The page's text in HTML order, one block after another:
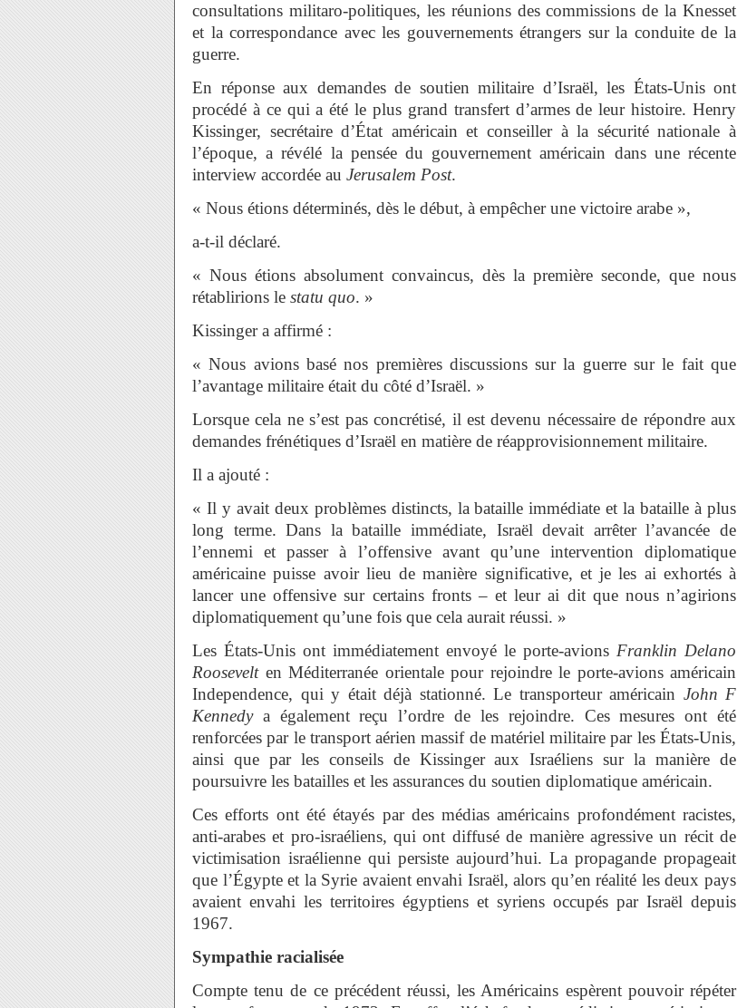
consultations militaro-politiques, les réunions des commissions de la Knesset
et la correspondance avec les gouvernements étrangers sur la conduite de la
guerre.
En réponse aux demandes de soutien militaire d’Israël, les États-Unis ont
procédé à ce qui a été le plus grand transfert d’armes de leur histoire. Henry
Kissinger, secrétaire d’État américain et conseiller à la sécurité nationale à
l’époque, a révélé la pensée du gouvernement américain dans une récente
interview accordée au Jerusalem Post.
« Nous étions déterminés, dès le début, à empêcher une victoire arabe »,
a-t-il déclaré.
« Nous étions absolument convaincus, dès la première seconde, que nous
rétablirions le statu quo. »
Kissinger a affirmé :
« Nous avions basé nos premières discussions sur la guerre sur le fait que
l’avantage militaire était du côté d’Israël. »
Lorsque cela ne s’est pas concrétisé, il est devenu nécessaire de répondre aux
demandes frénétiques d’Israël en matière de réapprovisionnement militaire.
Il a ajouté :
« Il y avait deux problèmes distincts, la bataille immédiate et la bataille à plus
long terme. Dans la bataille immédiate, Israël devait arrêter l’avancée de
l’ennemi et passer à l’offensive avant qu’une intervention diplomatique
américaine puisse avoir lieu de manière significative, et je les ai exhortés à
lancer une offensive sur certains fronts – et leur ai dit que nous n’agirions
diplomatiquement qu’une fois que cela aurait réussi. »
Les États-Unis ont immédiatement envoyé le porte-avions Franklin Delano
Roosevelten Méditerranée orientale pour rejoindre le porte-avions américain
Independence, qui y était déjà stationné. Le transporteur américain John F
Kennedya également reçu l’ordre de les rejoindre. Ces mesures ont été
renforcées par le transport aérien massif de matériel militaire par les États-Unis,
ainsi que par les conseils de Kissinger aux Israéliens sur la manière de
poursuivre les batailles et les assurances du soutien diplomatique américain.
Ces efforts ont été étayés par des médias américains profondément racistes,
anti-arabes et pro-israéliens, qui ont diffusé de manière agressive un récit de
victimisation israélienne qui persiste aujourd’hui. La propagande propageait
que l’Égypte et la Syrie avaient envahi Israël, alors qu’en réalité les deux pays
avaient envahi les territoires égyptiens et syriens occupés par Israël depuis
1967.
Sympathie racialisée
Compte tenu de ce précédent réussi, les Américains espèrent pouvoir répéter